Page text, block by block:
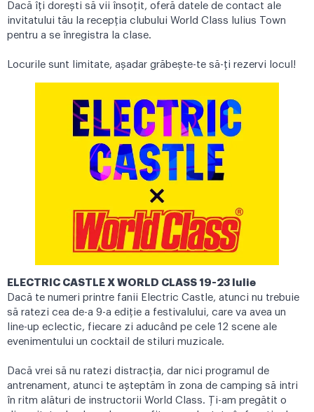
Dacă îți dorești să vii însoțit, oferă datele de contact ale
invitatului tău la recepția clubului World Class Iulius Town
pentru a se înregistra la clase.
Locurile sunt limitate, așadar grăbește-te să-ți rezervi locul!
ELECTRIC CASTLE X WORLD CLASS 19-23 Iulie
Dacă te numeri printre fanii Electric Castle, atunci nu trebuie
să ratezi cea de-a 9-a ediție a festivalului, care va avea un
line-up eclectic, fiecare zi aducând pe cele 12 scene ale
evenimentului un cocktail de stiluri muzicale.
Dacă vrei să nu ratezi distracția, dar nici programul de
antrenament, atunci te așteptăm în zona de camping să intri
în ritm alături de instructorii World Class. Ți-am pregătit o